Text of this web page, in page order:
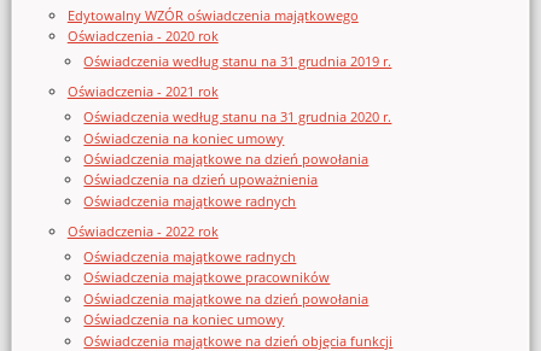
Edytowalny WZÓR oświadczenia majątkowego
Oświadczenia - 2020 rok
Oświadczenia według stanu na 31 grudnia 2019 r.
Oświadczenia - 2021 rok
Oświadczenia według stanu na 31 grudnia 2020 r.
Oświadczenia na koniec umowy
Oświadczenia majątkowe na dzień powołania
Oświadczenia na dzień upoważnienia
Oświadczenia majątkowe radnych
Oświadczenia - 2022 rok
Oświadczenia majątkowe radnych
Oświadczenia majątkowe pracowników
Oświadczenia majątkowe na dzień powołania
Oświadczenia na koniec umowy
Oświadczenia majątkowe na dzień objęcia funkcji